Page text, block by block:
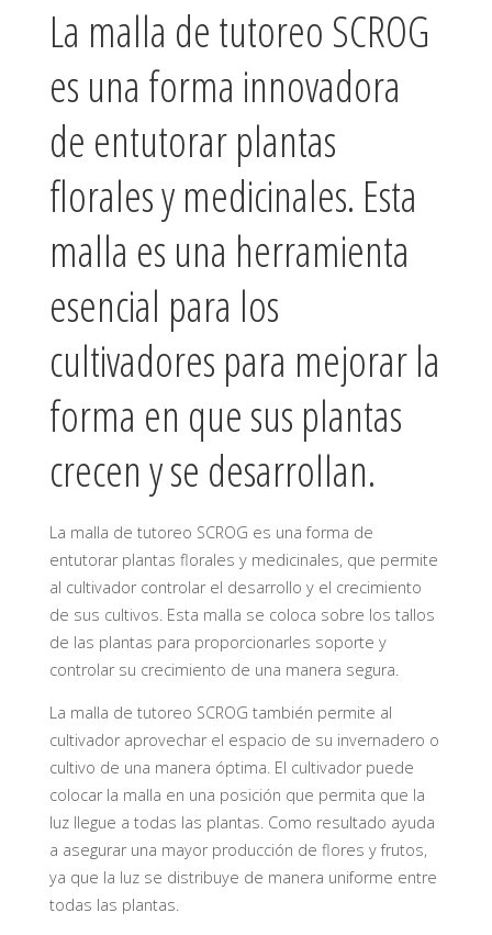
La malla de tutoreo SCROG
es una forma innovadora
de entutorar plantas
florales y medicinales. Esta
malla es una herramienta
esencial para los
cultivadores para mejorar la
forma en que sus plantas
crecen y se desarrollan.
La malla de tutoreo SCROG es una forma de
entutorar plantas florales y medicinales, que permite
al cultivador controlar el desarrollo y el crecimiento
de sus cultivos. Esta malla se coloca sobre los tallos
de las plantas para proporcionarles soporte y
controlar su crecimiento de una manera segura.
La malla de tutoreo SCROG también permite al
cultivador aprovechar el espacio de su invernadero o
cultivo de una manera óptima. El cultivador puede
colocar la malla en una posición que permita que la
luz llegue a todas las plantas. Como resultado ayuda
a asegurar una mayor producción de flores y frutos,
ya que la luz se distribuye de manera uniforme entre
todas las plantas.